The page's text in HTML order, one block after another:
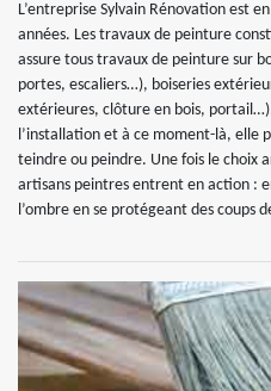
L’entreprise Sylvain Rénovation est
années. Les travaux de peinture
assure tous travaux de peinture sur
portes, escaliers…), boiseries
extérieures, clôture en bois,
l’installation et à ce moment-là, elle
teindre ou peindre. Une fois le choix
artisans peintres entrent en action :
l’ombre en se protégeant des coups